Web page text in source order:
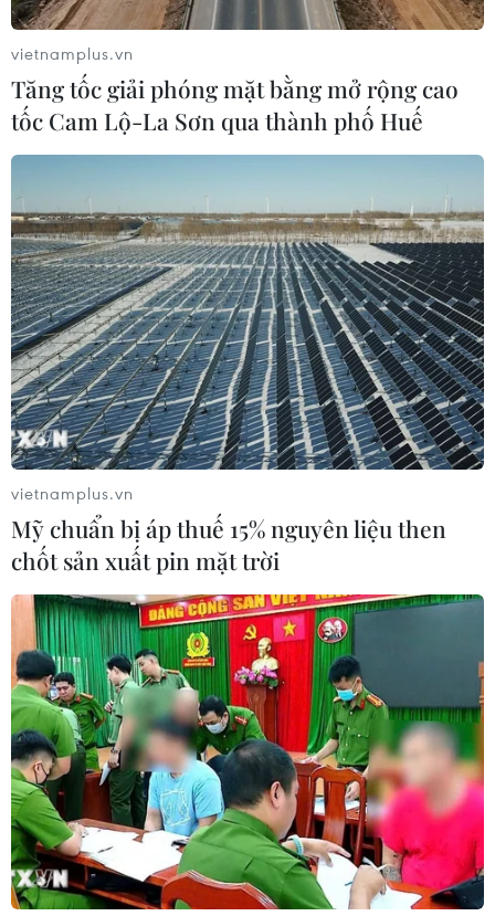
TIN CÙNG CHUYÊN MỤC
Đại biểu Quốc hội băn khoăn khả
vietnamplus.vn
Tăng tốc giải phóng mặt bằng mở rộng cao
tốc Cam Lộ-La Sơn qua thành phố Huế
vietnamplus.vn
Mỹ chuẩn bị áp thuế 15% nguyên liệu then
chốt sản xuất pin mặt trời